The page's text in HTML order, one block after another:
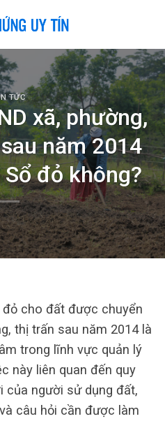
TỨC
xã, phường,
năm 2014
đỏ không?
đỏ cho đất được chuyển
thị trấn sau năm 2014 là
trong lĩnh vực quản lý
này liên quan đến quy
của người sử dụng đất,
câu hỏi cần được làm